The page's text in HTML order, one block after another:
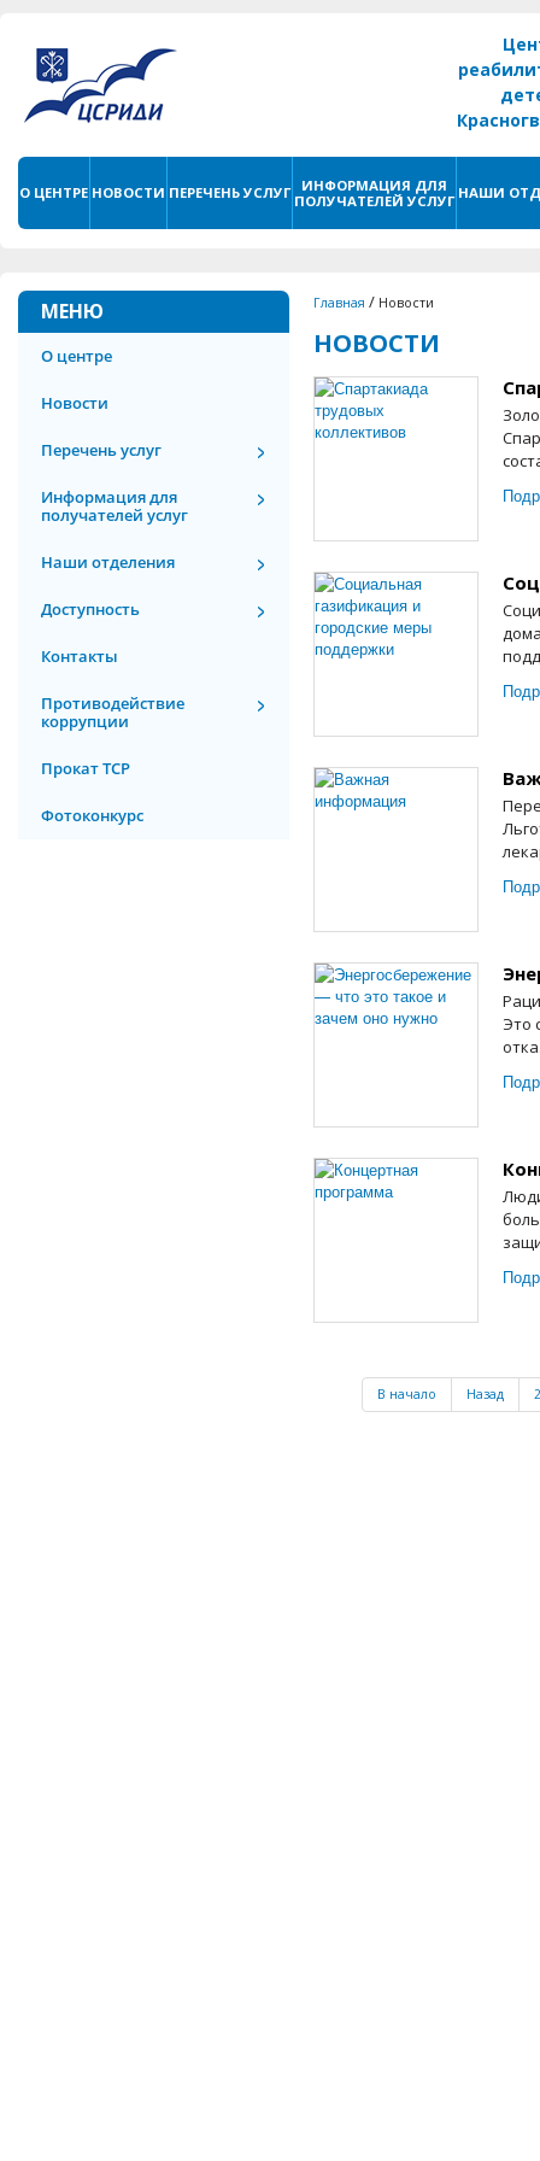
О ЦЕНТРЕ НОВОСТИ ПЕРЕЧЕНЬ УСЛУГ
ИНФОРМАЦИЯ ДЛЯ
ПОЛУЧАТЕЛЕЙ УСЛУГ НАШИ
МЕНЮ
О центре
Новости
Перечень услуг
Информация для
получателей услуг
Наши отделения
Доступность
Контакты
Противодействие
коррупции
Прокат ТСР
Фотоконкурс
Главная / Новости
НОВОСТИ
Это
В начало Назад